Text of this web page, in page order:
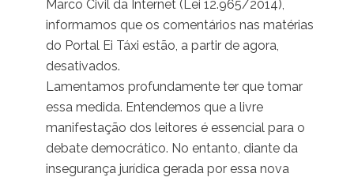
Marco Civil da Internet (Lei 12.965/2014),
informamos que os comentários nas matérias
do Portal Ei Táxi estão, a partir de agora,
desativados.
Lamentamos profundamente ter que tomar
essa medida. Entendemos que a livre
manifestação dos leitores é essencial para o
debate democrático. No entanto, diante da
insegurança jurídica gerada por essa nova